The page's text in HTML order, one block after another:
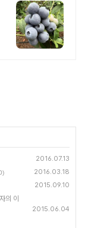
2016.07.13
2016.03.18
2015.09.10
의 이
2015.06.04